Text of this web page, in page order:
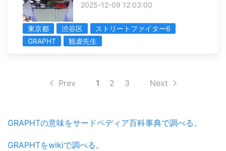
2025-12-09 12:03:00
東京都 渋谷区
ストリートファイター6
GRAPHT
観虐先生
Prev 1 2 3 Next
GRAPHTの意味をサードペディア百科事典で調べる。
GRAPHTをwikiで調べる。